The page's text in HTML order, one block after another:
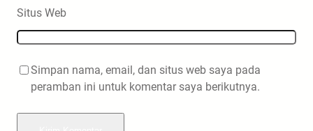
Situs Web
Simpan nama, email, dan situs web saya pada
peramban ini untuk komentar saya berikutnya.